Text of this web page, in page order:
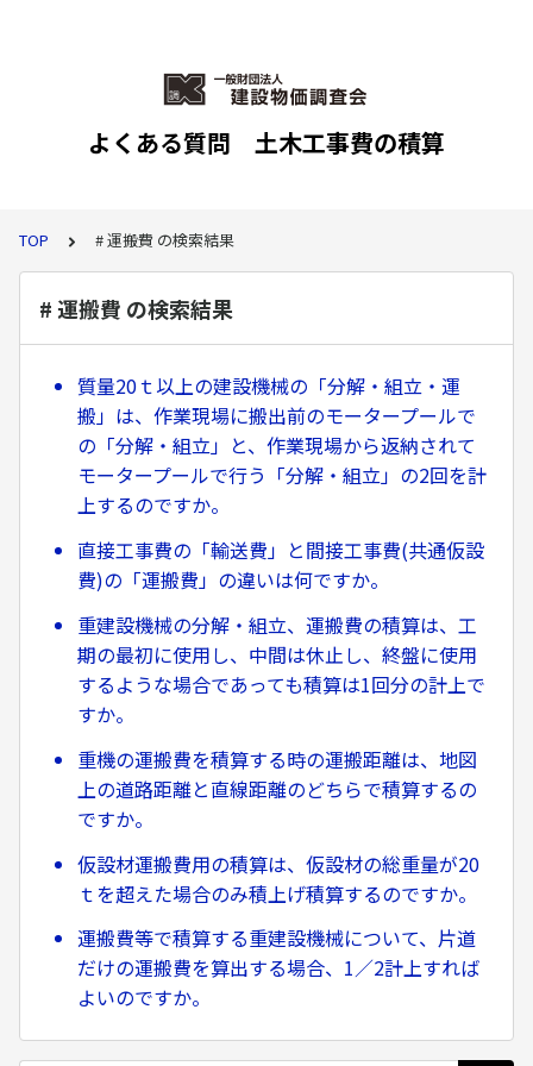
よくある質問 土木工事費の積算
TOP # 運搬費 の検索結果
# 運搬費 の検索結果
質量20ｔ以上の建設機械の「分解・組立・運
搬」は、作業現場に搬出前のモータープールで
の「分解・組立」と、作業現場から返納されて
モータープールで行う「分解・組立」の2回を計
上するのですか。
直接工事費の「輸送費」と間接工事費(共通仮設
費)の「運搬費」の違いは何ですか。
重建設機械の分解・組立、運搬費の積算は、工
期の最初に使用し、中間は休止し、終盤に使用
するような場合であっても積算は1回分の計上で
すか。
重機の運搬費を積算する時の運搬距離は、地図
上の道路距離と直線距離のどちらで積算するの
ですか。
仮設材運搬費用の積算は、仮設材の総重量が20
ｔを超えた場合のみ積上げ積算するのですか。
運搬費等で積算する重建設機械について、片道
だけの運搬費を算出する場合、1／2計上すれば
よいのですか。